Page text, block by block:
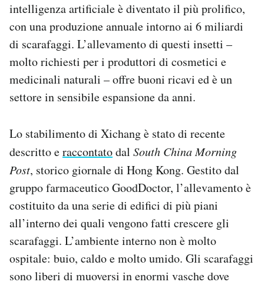
Notifiche mobile
Regala il Post
Hai bisogno di aiuto?
intelligenza artificiale è diventato il più prolifico,
con una produzione annuale intorno ai 6 miliardi
di scarafaggi. L’allevamento di questi insetti –
molto richiesti per i produttori di cosmetici e
medicinali naturali – offre buoni ricavi ed è un
settore in sensibile espansione da anni.
Lo stabilimento di Xichang è stato di recente
descritto eraccontatodal South China Morning
Post, storico giornale di Hong Kong. Gestito dal
gruppo farmaceutico GoodDoctor, l’allevamento è
costituito da una serie di edifici di più piani
all’interno dei quali vengono fatti crescere gli
scarafaggi. L’ambiente interno non è molto
ospitale: buio, caldo e molto umido. Gli scarafaggi
sono liberi di muoversi in enormi vasche dove